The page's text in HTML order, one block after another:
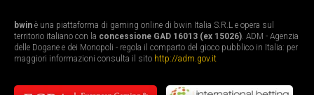
bwin è una piattaforma di gaming online di bwin Italia S.R.L e opera sul
territorio italiano con la concessione GAD 16013 (ex 15026). ADM - Agenzia
delle Dogane e dei Monopoli - regola il comparto del gioco pubblico in Italia: per
maggiori informazioni consulta il sito http://adm.gov.it